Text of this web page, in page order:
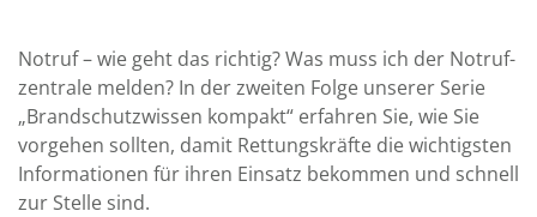
Notruf – wie geht das richtig? Was muss ich der Not­ruf­
zentrale melden? In der zweiten Folge unserer Serie
„Brand­schutz­wissen kompakt“ erfahren Sie, wie Sie
vor­gehen sollten, damit Rettungs­kräfte die wichtigsten
Infor­ma­tionen für ihren Ein­satz bekommen und schnell
zur Stelle sind.